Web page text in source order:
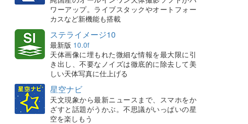
ワーアップ。ライブスタックやオートフォー
カスなど新機能も搭載
ステライメージ10
最新版 10.0f
天体画像に埋もれた微細な情報を最大限に引
き出し、不要なノイズは徹底的に除去して美
しい天体写真に仕上げる
星空ナビ
天文現象から最新ニュースまで、スマホをか
ざすと話題がうかぶ。不思議がいっぱいの星
空を楽しもう